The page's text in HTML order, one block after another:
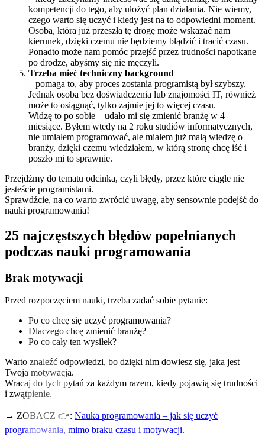
kompetencji do tego, aby ułożyć plan działania. Nie wiemy,
czego warto się uczyć i kiedy jest na to odpowiedni moment.
Osoba, która już przeszła tę drogę może wskazać nam
kierunek, dzięki czemu nie będziemy błądzić i tracić czasu.
Ponadto może nam pomóc przejść przez trudności napotkane
po drodze, abyśmy się nie męczyli.
Trzeba mieć techniczny background
– pomaga to, aby proces zostania programistą był szybszy.
Jednak osoba bez doświadczenia lub znajomości IT, również
może to osiągnąć, tylko zajmie jej to więcej czasu.
Widzę to po sobie – udało mi się zmienić branżę w 4
miesiące. Byłem wtedy na 2 roku studiów informatycznych,
nie umiałem programować, ale miałem już małą wiedzę o
branży, dzięki czemu wiedziałem, w którą stronę chcę iść i
poszło mi to sprawnie.
Przejdźmy do tematu odcinka, czyli błędy, przez które ciągle nie
jesteście programistami.
Sprawdźcie, na co warto zwrócić uwagę, aby sensownie podejść do
nauki programowania!
25 najczęstszych błędów popełnianych
podczas nauki programowania
Brak motywacji
Przed rozpoczęciem nauki, trzeba zadać sobie pytanie:
Po co chcę się uczyć programowania?
Dlaczego chcę zmienić branżę?
Po co cały ten wysiłek?
Warto znaleźć odpowiedzi, bo dzięki nim dowiesz się, jaka jest
Twoja motywacja.
Wracaj do tych pytań za każdym razem, kiedy pojawią się trudności
i zwątpienie.
→ ZOBACZ 👉: Nauka programowania – jak się uczyć
programowania, mimo braku czasu i motywacji.